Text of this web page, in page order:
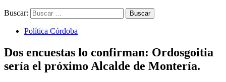
Buscar:
Política Córdoba
Dos encuestas lo confirman: Ordosgoitia
sería el próximo Alcalde de Montería.